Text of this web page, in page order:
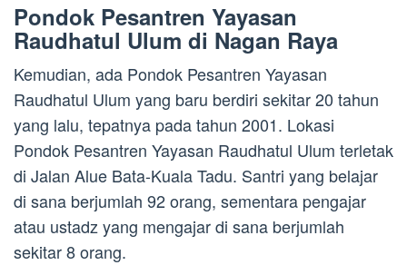
Pondok Pesantren Yayasan
Raudhatul Ulum di Nagan Raya
Kemudian, ada Pondok Pesantren Yayasan
Raudhatul Ulum yang baru berdiri sekitar 20 tahun
yang lalu, tepatnya pada tahun 2001. Lokasi
Pondok Pesantren Yayasan Raudhatul Ulum terletak
di Jalan Alue Bata-Kuala Tadu. Santri yang belajar
di sana berjumlah 92 orang, sementara pengajar
atau ustadz yang mengajar di sana berjumlah
sekitar 8 orang.